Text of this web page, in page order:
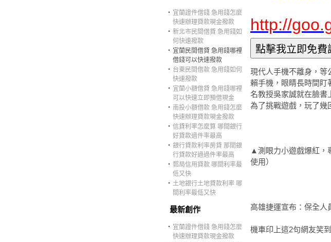
‧ 宜蘭證件借錢 急用錢怎麼
快速辦理貸款現金撥款
‧ 新北市民間借貸 急用錢如
何快速撥款
‧ 宜蘭民間借貸 急用錢哪裡
借錢可以快速撥款
‧ 台東民間借款 急用錢如何
快速撥款
‧ 宜蘭小額借貸 急用錢哪裡
可以快速立即預借現金
‧ 南投小額借款 急用錢怎麼
快速辦理貸款現金撥款
‧ 信貸利率怎麼算 哪間銀行
好貸款過件率最高
‧ 銀行貸款利率房貸 那間銀
行貸款好過過件率最高
‧ 郵局信用貸款 哪間利率最
低又快
‧ 土地銀行土地貸款利率 哪
間利率最低又快
最新創作
‧ 宜蘭證件借錢 急用錢怎麼
快速辦理貸款現金撥款
http://
現代人手機不離身，等
賴手機，眼睛長時間盯
名教授吳家誠就在臉書
為了挑戰遊戲，玩了幾
▲測眼力小遊戲爆紅，
使用）
高雄捷運宣布：保全人
機車印上這2句網友笑